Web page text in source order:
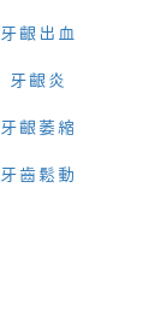
牙齦出血
牙齦炎
牙齦萎縮
牙齒鬆動